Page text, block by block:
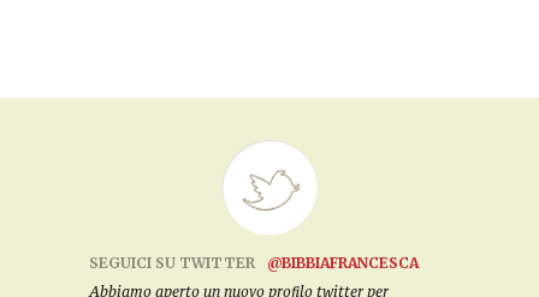
SEGUICI SU TWITTER
@BIBBIAFRANCESCA
Abbiamo aperto un nuovo profilo twitter per